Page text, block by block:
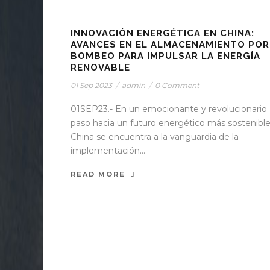
INNOVACIÓN ENERGÉTICA EN CHINA:
AVANCES EN EL ALMACENAMIENTO POR
BOMBEO PARA IMPULSAR LA ENERGÍA
RENOVABLE
01 Sep 2023 / admin / 0 Comment
01SEP23.- En un emocionante y revolucionario
paso hacia un futuro energético más
China se encuentra a la vanguardia de la
implementación...
READ MORE